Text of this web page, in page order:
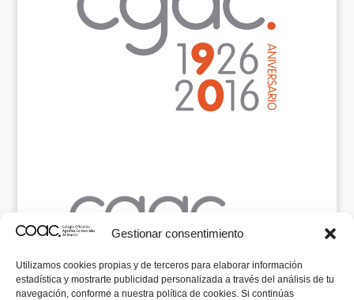
Gestionar consentimiento
Utilizamos cookies propias y de terceros para elaborar información
estadística y mostrarte publicidad personalizada a través del análisis de tu
navegación, conforme a nuestra política de cookies. Si continúas